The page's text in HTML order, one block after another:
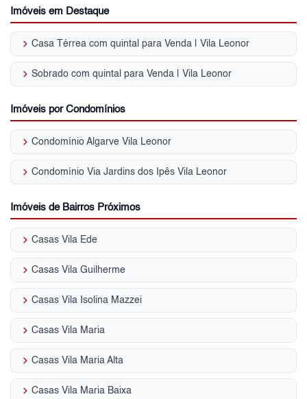
Imóveis em Destaque
keyboard_arrow_right Casa Térrea com quintal para Venda | Vila Leonor
keyboard_arrow_right Sobrado com quintal para Venda | Vila Leonor
Imóveis por Condomínios
keyboard_arrow_right Condomínio Algarve Vila Leonor
keyboard_arrow_right Condomínio Via Jardins dos Ipês Vila Leonor
Imóveis de Bairros Próximos
keyboard_arrow_right Casas Vila Ede
keyboard_arrow_right Casas Vila Guilherme
keyboard_arrow_right Casas Vila Isolina Mazzei
keyboard_arrow_right Casas Vila Maria
keyboard_arrow_right Casas Vila Maria Alta
keyboard_arrow_right Casas Vila Maria Baixa